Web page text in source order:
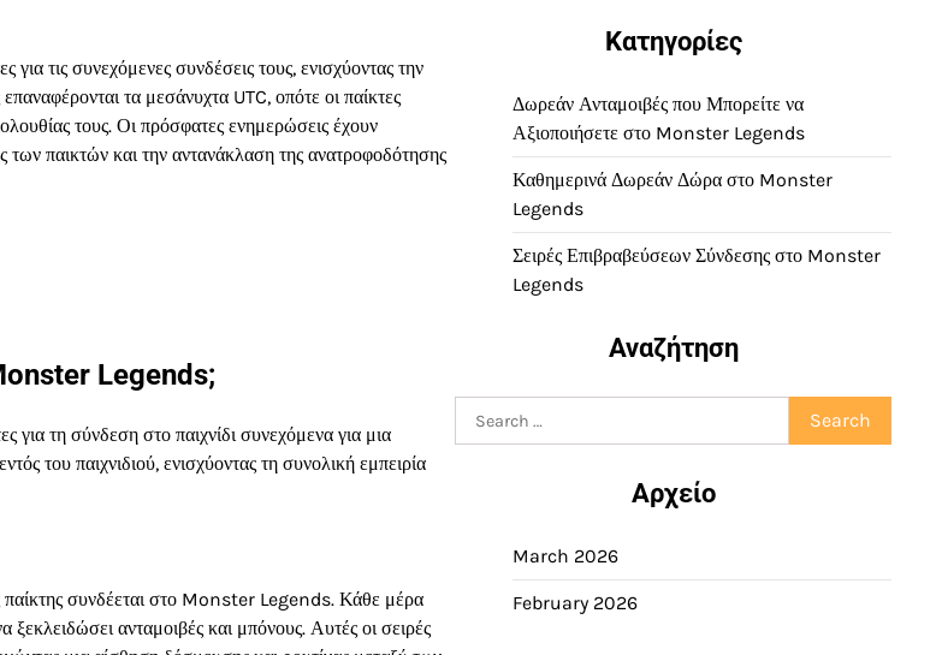
τις συνεχόμενες συνδέσεις τους, ενισχύοντας την
τα μεσάνυχτα UTC, οπότε οι παίκτες
τους. Οι πρόσφατες ενημερώσεις έχουν
των παικτών και την αντανάκλαση της ανατροφοδότησης
Legends;
για τη σύνδεση στο παιχνίδι συνεχόμενα για μια
του παιχνιδιού, ενισχύοντας τη συνολική εμπειρία
παίκτης συνδέεται στο Monster Legends. Κάθε μέρα
ξεκλειδώσει ανταμοιβές και μπόνους. Αυτές οι σειρές
Κατηγορίες
Δωρεάν Ανταμοιβές που Μπορείτε να
Αξιοποιήσετε στο Monster Legends
Καθημερινά Δωρεάν Δώρα στο Monster
Legends
Σειρές Επιβραβεύσεων Σύνδεσης στο Monster
Legends
Αναζήτηση
for:
Αρχείο
March 2026
February 2026